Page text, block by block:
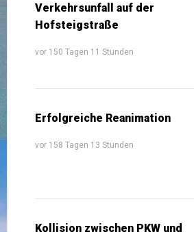
Verkehrsunfall auf der
Hofsteigstraße
vor 150 Tagen 11 Stunden
Erfolgreiche Reanimation
vor 158 Tagen 13 Stunden
Kollision zwischen PKW und